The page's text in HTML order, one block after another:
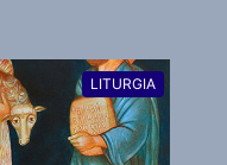
LITURGIA